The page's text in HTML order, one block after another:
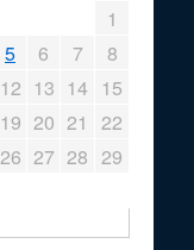
1
5 6 7
8
12 13 14 15
19 20 21
22
26 27 28 29